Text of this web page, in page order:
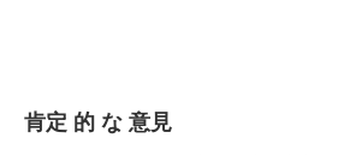
肯定 的 な 意見